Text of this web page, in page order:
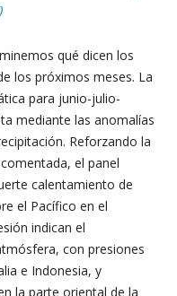
qué dicen los
los próximos meses. La
para junio-julio-
mediante las anomalías
Reforzando la
el panel
calentamiento de
el Pacífico en el
indican el
con presiones
e Indonesia, y
la parte oriental de la